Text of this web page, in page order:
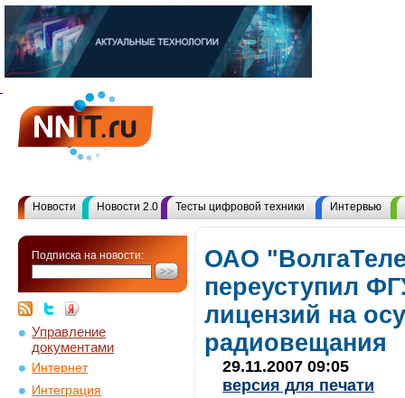
Новости Новости 2.0 Тесты цифровой техники Интервью
Подписка на новости:
Управление
документами
Интернет
Интеграция
ОАО
переуступил
лицензий на
радиовещания
29.11.2007 09:05
версия для печати